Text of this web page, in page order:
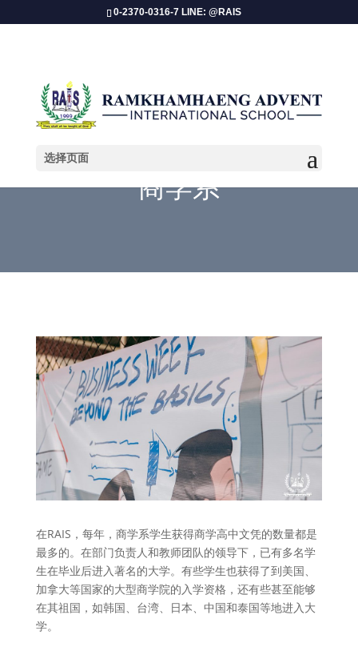
0-2370-0316-7 LINE: @RAIS
选择页面
商学系
在RAIS，每年，商学系学生获得商学高中文凭的数量都是
最多的。在部门负责人和教师团队的领导下，已有多名学
生在毕业后进入著名的大学。有些学生也获得了到美国、
加拿大等国家的大型商学院的入学资格，还有些甚至能够
在其祖国，如韩国、台湾、日本、中国和泰国等地进入大
学。